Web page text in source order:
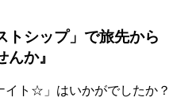
トシップ」で旅先から
か』
イト☆」はいかがでしたか？